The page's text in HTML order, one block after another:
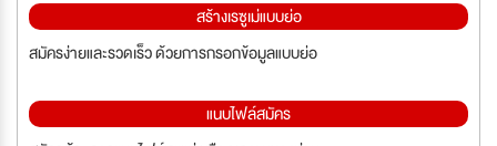
สร้างเรซูเม่แบบย่อ
สมัครง่ายและรวดเร็ว ด้วยการกรอกข้อมูลแบบย่อ
แนบไฟล์สมัคร